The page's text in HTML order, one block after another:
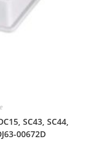
SC43, SC44,
00672D